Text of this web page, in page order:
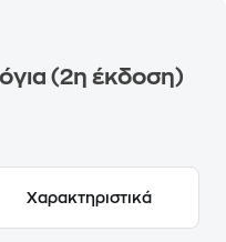
(2η έκδοση)
Χαρακτηριστικά